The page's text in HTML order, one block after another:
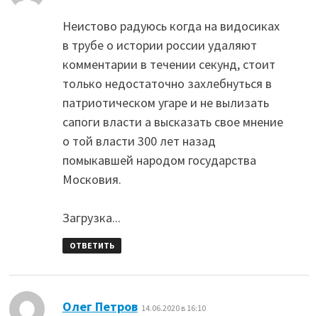
Неистово радуюсь когда на видосиках
в трубе о истории россии удаляют
комментарии в течении секунд, стоит
только недостаточно захлебнуться в
патриотическом угаре и не вылизать
сапоги власти а высказать свое мнение
о той власти 300 лет назад
помыкавшей народом государства
Московия.
Загрузка...
ОТВЕТИТЬ
Олег Петров: 14.06.2020 в 16:10